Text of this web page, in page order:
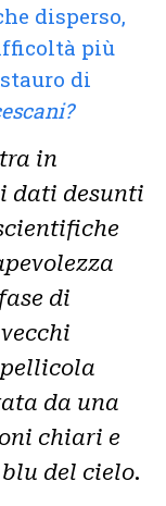
disperso,
più
di
in
dati desunti
di
da una
chiari e
del cielo.